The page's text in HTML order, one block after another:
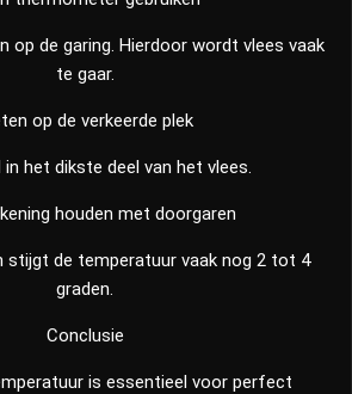
op de garing. Hierdoor wordt vlees vaak
te gaar.
op de verkeerde plek
het dikste deel van het vlees.
houden met doorgaren
stijgt de temperatuur vaak nog 2 tot 4
graden.
Conclusie
is essentieel voor perfect